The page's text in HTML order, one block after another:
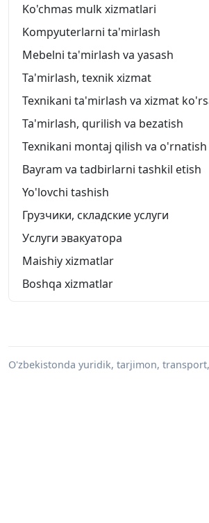
Ko'chmas mulk xizmatlari
Kompyuterlarni ta'mirlash
Mebelni ta'mirlash va yasash
Ta'mirlash, texnik xizmat
Texnikani ta'mirlash va xizmat
Ta'mirlash, qurilish va bezatish
Texnikani montaj qilish va o'rnatish
Bayram va tadbirlarni tashkil etish
Yo'lovchi tashish
Грузчики, складские услуги
Услуги эвакуатора
Maishiy xizmatlar
Boshqa xizmatlar
O'zbekistonda yuridik, tarjimon,